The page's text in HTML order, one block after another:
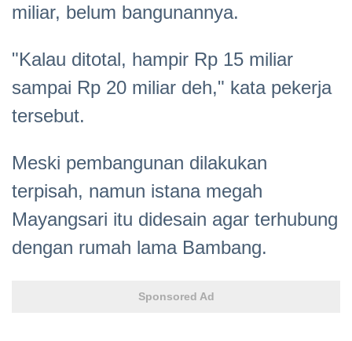
miliar, belum bangunannya.
"Kalau ditotal, hampir Rp 15 miliar
sampai Rp 20 miliar deh," kata pekerja
tersebut.
Meski pembangunan dilakukan
terpisah, namun istana megah
Mayangsari itu didesain agar terhubung
dengan rumah lama Bambang.
Sponsored Ad